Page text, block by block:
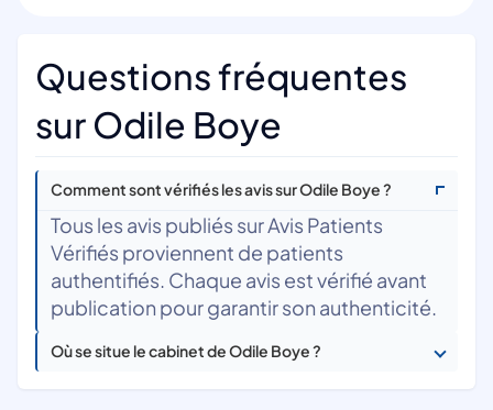
Questions fréquentes
sur Odile Boye
Comment sont vérifiés les avis sur Odile Boye ?
Tous les avis publiés sur Avis Patients
Vérifiés proviennent de patients
authentifiés. Chaque avis est vérifié avant
publication pour garantir son authenticité.
Où se situe le cabinet de Odile Boye ?